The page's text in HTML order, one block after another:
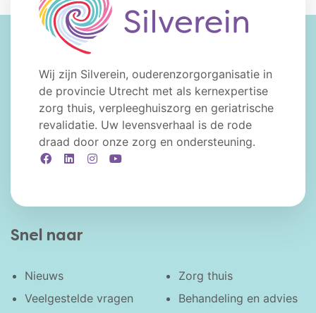
Wij zijn Silverein, ouderenzorgorganisatie in
de provincie Utrecht met als kernexpertise
zorg thuis, verpleeghuiszorg en geriatrische
revalidatie. Uw levensverhaal is de rode
draad door onze zorg en ondersteuning.
FacebookLinkedInInstagram
Snel naar
Nieuws
Veelgestelde vragen
Zorg thuis
Behandeling en advies